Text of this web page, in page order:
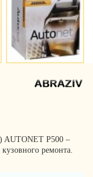
AUTONET P500 –
ремонта.